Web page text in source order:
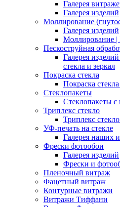
Галерея
Галерея изделий
Моллирование
Галерея изделий
Моллирование |
Пескоструйная
Галерея
стекла и зеркал
Покраска стекла
Покраска
Стеклопакеты
Стеклопакеты с
Триплекс стекло
Триплекс
УФ-печать на стекле
Галерея наших
Фрески фотообои
Галерея изделий
Фрески и
Пленочный витраж
Фацетный витраж
Контурные витражи
Витражи Тиффани